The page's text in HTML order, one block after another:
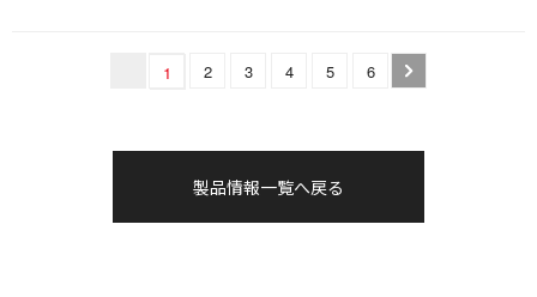
1 2 3 4 5 6
製品情報一覧へ戻る